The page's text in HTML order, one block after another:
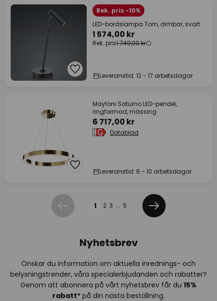
Rek. pris -10%
LED-bordslampa Tom, dimbar, svart
1 574,00 kr
Rek. pris1 749,00 kr
Leveranstid: 12 - 17 arbetsdagar
Maytoni Saturno LED-pendel,
ringformad, mässing
6 717,00 kr
Datablad
Leveranstid: 6 - 10 arbetsdagar
Föregående
1 2 3 ... 5
Nästa
Nyhetsbrev
Önskar du information om aktuella inrednings- och
belysningstrender, våra specialerbjudanden och rabatter?
Genom att abonnera på vårt nyhetsbrev får du 15%
rabatt* på din nästa beställning.